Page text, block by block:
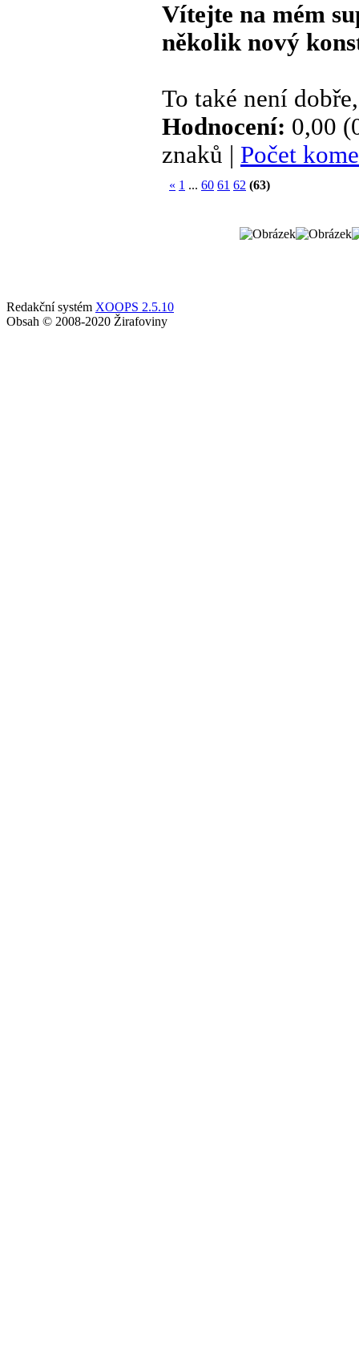
Vítejte na mém
několik nový
To také není
Hodnocení: 0,00
znaků | Počet
« 1 ... 60 61 62 (63)
Redakční systém XOOPS 2.5.10
Obsah © 2008-2020 Žirafoviny